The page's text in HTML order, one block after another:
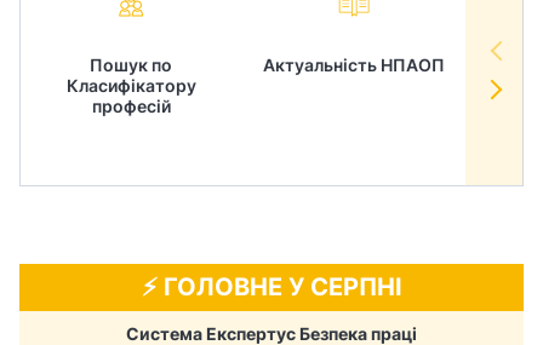
Пошук по
Класифікатору
професій
Актуальність НПАОП
⚡️ ГОЛОВНЕ У СЕРПНІ
Система Експертус Безпека праці